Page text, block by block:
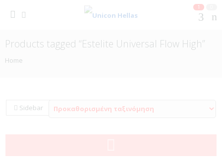
1
Products tagged “Estelite Universal Flow High”
Home
Sidebar